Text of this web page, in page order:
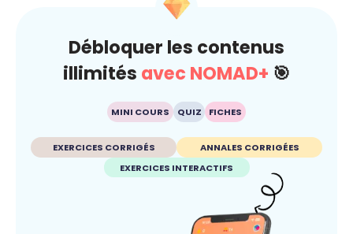
Débloquer les contenus
illimités avec NOMAD+ 🎯
MINI COURS QUIZ FICHES
EXERCICES CORRIGÉS
ANNALES CORRIGÉES
EXERCICES INTERACTIFS